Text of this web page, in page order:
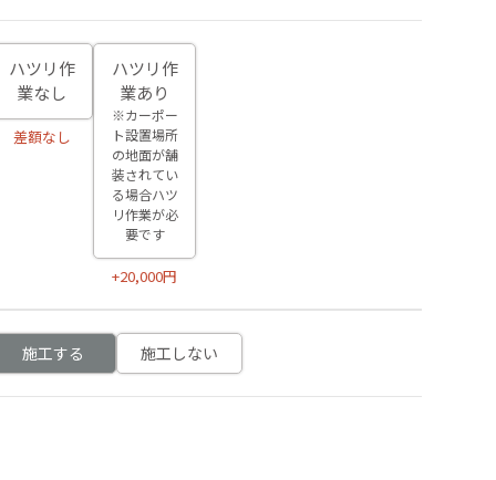
ハツリ作
業なし
差額なし
ハツリ作
業あり
※カーポー
ト設置場所
の地面が舗
装されてい
る場合ハツ
リ作業が必
要です
+20,000円
施工する 施工しない